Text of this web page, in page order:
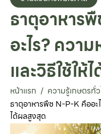
ธาตุอาหาร
อะไร? ควา
และวิธีใช้ใ
หน้าแรก / ความรู้เกษตรทั่
ธาตุอาหารพืช N-P-K คืออะ
ได้ผลสูงสุด